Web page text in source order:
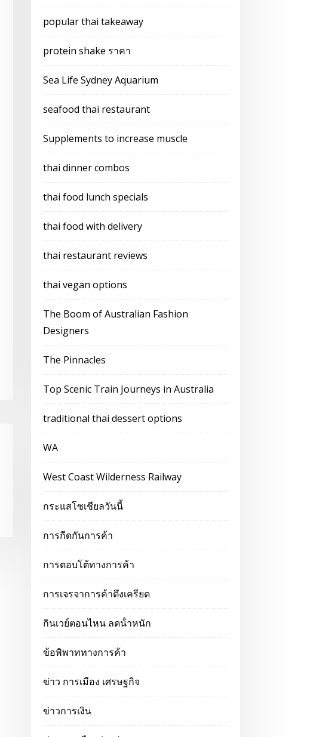
popular thai takeaway
protein shake ราคา
Sea Life Sydney Aquarium
seafood thai restaurant
Supplements to increase muscle
thai dinner combos
thai food lunch specials
thai food with delivery
thai restaurant reviews
thai vegan options
The Boom of Australian Fashion
Designers
The Pinnacles
Top Scenic Train Journeys in Australia
traditional thai dessert options
WA
West Coast Wilderness Railway
กระแสโซเชียลวันนี้
การกีดกันการค้า
การตอบโต้ทางการค้า
การเจรจาการค้าตึงเครียด
กินเวย์ตอนไหน ลดน้ําหนัก
ข้อพิพาททางการค้า
ข่าว การเมือง เศรษฐกิจ
ข่าวการเงิน